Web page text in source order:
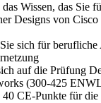
Wissen, das Sie
Designs von
sich für
auf die Prüfung
(300-425
40 CE-Punkte für